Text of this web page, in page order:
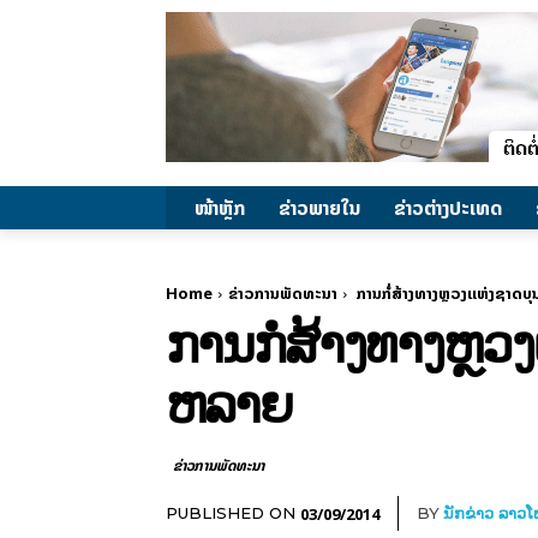
ໜ້າຫຼັກ ຂ່າວພາຍ​ໃນ ຂ່າວຕ່າງປະເທດ
Home ຂ່າວການພັດທະນາ ການກໍ່ສ້າງທາງຫຼວງແຫ່ງຊາ
ການກໍ່ສ້າງທາງຫຼ
ຫລາຍ
ຂ່າວການພັດທະນາ
PUBLISHED ON 03/09/2014 BYນັກຂ່າວ ລາວ